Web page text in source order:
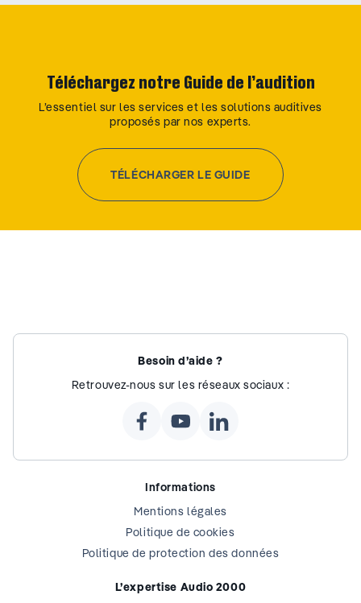
Téléchargez notre Guide de l’audition
L’essentiel sur les services et les solutions auditives
proposés par nos experts.
TÉLÉCHARGER LE GUIDE
Besoin d’aide ?
Retrouvez-nous sur les réseaux sociaux :
Informations
Mentions légales
Politique de cookies
Politique de protection des données
L’expertise Audio 2000